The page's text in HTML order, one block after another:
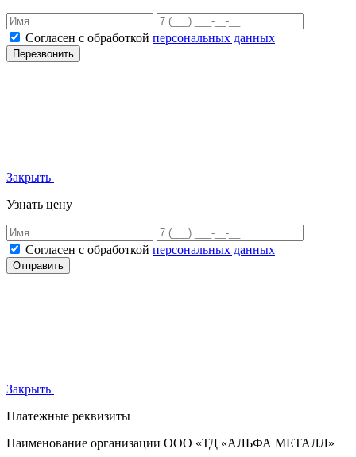
Согласен с обработкой персональных данных
Перезвонить
Закрыть
Узнать цену
Согласен с обработкой персональных данных
Отправить
Закрыть
Платежные реквизиты
Наименование организации ООО «ТД «АЛЬФА МЕТАЛЛ»